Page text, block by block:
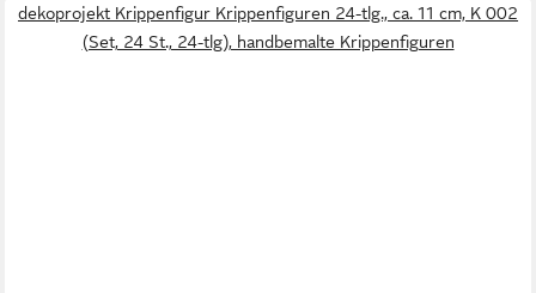
dekoprojekt Krippenfigur Krippenfiguren 24-tlg., ca. 11 cm, K 002
(Set, 24 St., 24-tlg), handbemalte Krippenfiguren